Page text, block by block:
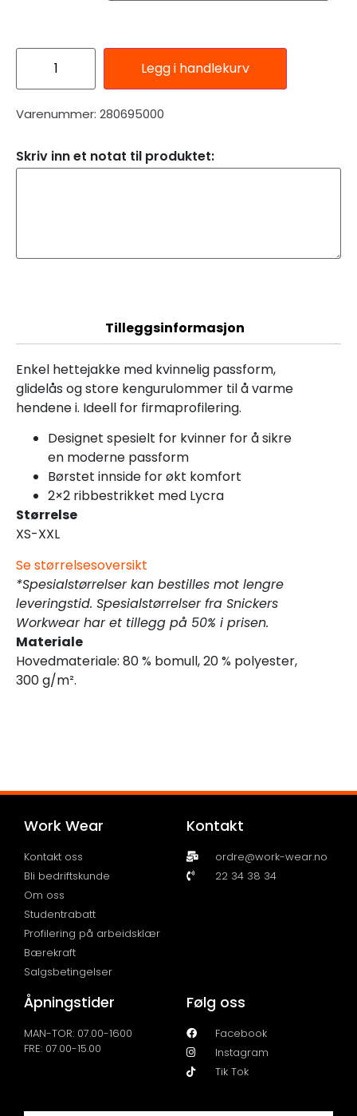
Legg i handlekurv
Varenummer: 280695000
Skriv inn et notat til produktet:
Tilleggsinformasjon
Enkel hettejakke med kvinnelig passform,
glidelås og store kengurulommer til å varme
hendene i. Ideell for firmaprofilering.
Designet spesielt for kvinner for å sikre
en moderne passform
Børstet innside for økt komfort
2×2 ribbestrikket med Lycra
Størrelse
XS-XXL
Se størrelsesoversikt
*Spesialstørrelser kan bestilles mot lengre
leveringstid. Spesialstørrelser fra Snickers
Workwear har et tillegg på 50% i prisen.
Materiale
Hovedmateriale: 80 % bomull, 20 % polyester,
300 g/m².
Work Wear
Kontakt oss
Bli bedriftskunde
Om oss
Studentrabatt
Profilering på arbeidsklær
Bærekraft
Salgsbetingelser
Kontakt
ordre@work-wear.no
22 34 38 34
Åpningstider
MAN-TOR: 07.00-1600
FRE: 07.00-15.00
Følg oss
Facebook
Instagram
Tik Tok